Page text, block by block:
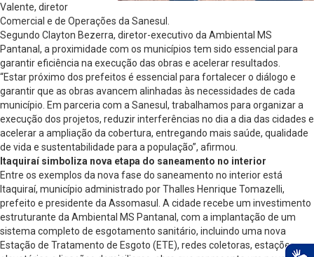
Valente, diretor
Comercial e de Operações da Sanesul.
Segundo Clayton Bezerra, diretor-executivo da Ambiental MS
Pantanal, a proximidade com os municípios tem sido essencial para
garantir eficiência na execução das obras e acelerar resultados.
“Estar próximo dos prefeitos é essencial para fortalecer o diálogo e
garantir que as obras avancem alinhadas às necessidades de cada
município. Em parceria com a Sanesul, trabalhamos para organizar a
execução dos projetos, reduzir interferências no dia a dia das cidades e
acelerar a ampliação da cobertura, entregando mais saúde, qualidade
de vida e sustentabilidade para a população”, afirmou.
Itaquiraí simboliza nova etapa do saneamento no interior
Entre os exemplos da nova fase do saneamento no interior está
Itaquiraí, município administrado por Thalles Henrique Tomazelli,
prefeito e presidente da Assomasul. A cidade recebe um investimento
estruturante da Ambiental MS Pantanal, com a implantação de um
sistema completo de esgotamento sanitário, incluindo uma nova
Estação de Tratamento de Esgoto (ETE), redes coletoras, estações